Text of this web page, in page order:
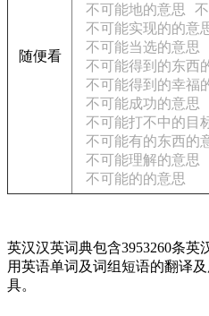
随便看
不可能地的意思
不可能实现的的意
不可能当选的意思
不可能得到的东西
不可能得到的幸福
不可能成功的意思
不可能打不中的目
不可能有的东西的
不可能理解的意思
不可能的的意思
英汉汉英词典包含3953260条英
用英语单词及词组短语的翻译
具。